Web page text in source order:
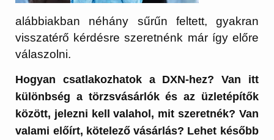
alábbiakban néhány sűrűn feltett, gyakran
visszatérő kérdésre szeretnénk már így előre
válaszolni.
Hogyan csatlakozhatok a DXN-hez? Van itt
különbség a törzsvásárlók és az üzletépítők
között, jelezni kell valahol, mit szeretnék? Van
valami előírt, kötelező vásárlás? Lehet később